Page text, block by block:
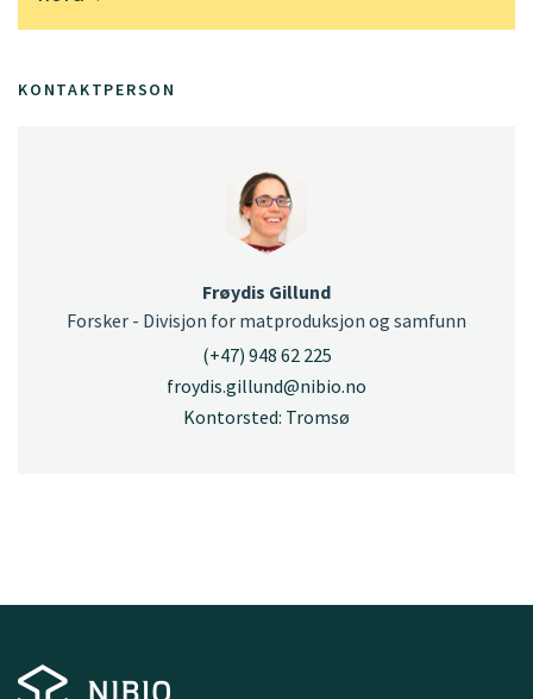
KONTAKTPERSON
Frøydis Gillund
Forsker - Divisjon for matproduksjon og samfunn
(+47) 948 62 225
froydis.gillund@nibio.no
Kontorsted: Tromsø